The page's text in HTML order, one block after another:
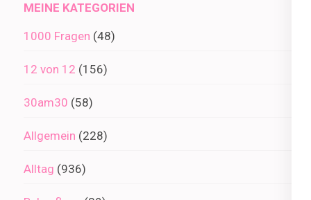
MEINE KATEGORIEN
1000 Fragen (48)
12 von 12 (156)
30am30 (58)
Allgemein (228)
Alltag (936)